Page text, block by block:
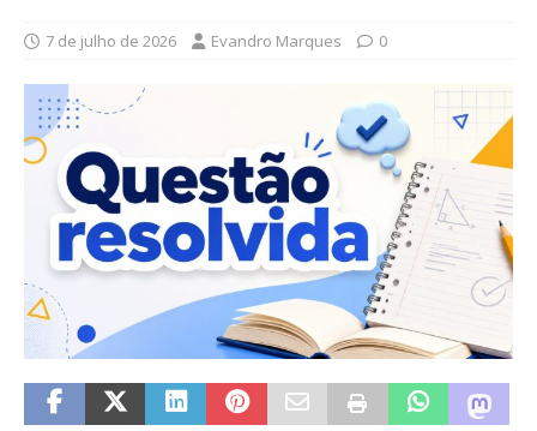
7 de julho de 2026 Evandro Marques 0